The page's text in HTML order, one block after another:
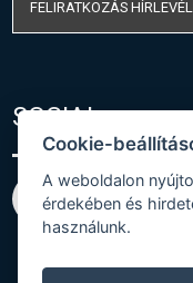
FELIRATKOZÁS
SOCIAL
Cookie-
A weboldalon
érdekében és
használunk.